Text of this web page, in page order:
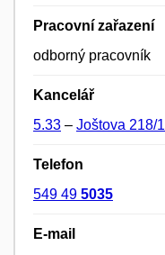
Pracovní zařazení
odborný pracovník
Kancelář
5.33 – Joštova 218/
Telefon
549 49 5035
E-mail